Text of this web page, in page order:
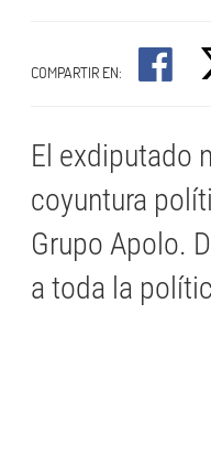
COMPARTIR EN:
El exdiputado
coyuntura
Grupo Apolo.
a toda la